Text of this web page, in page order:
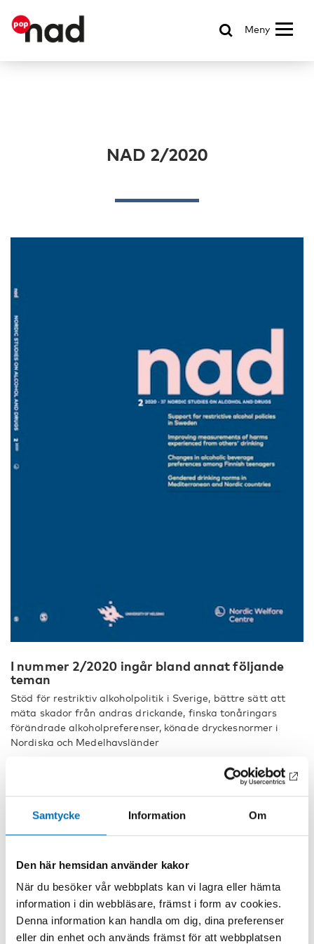
Samtycke Information Om
Den här hemsidan använder kakor
När du besöker vår webbplats kan vi lagra eller hämta
information i din webbläsare, främst i form av cookies.
Denna information kan handla om dig, dina preferenser
eller din enhet och används främst för att webbplatsen
Meny
NAD 2/2020
I nummer 2/2020 ingår bland annat följande
teman
Stöd för restriktiv alkoholpolitik i Sverige, bättre sätt att
mäta skador från andras drickande, finska tonåringars
förändrade alkoholpreferenser, könade dryckesnormer i
Nordiska och Medelhavsländer
Concepts and conditions for knowledge production
Matilda Hellman
Research reports
Solidarity or self-interest? Public opinion in relation to
David Karlsson, Sören Holmberg and Lennart Weibull
Improving measurement of harms from others’ drinking: A
key informant study on type and severity of harm
Oliver Stanesby, Gerhard Gmel, Kathryn Graham, Thomas K
Greenfield, Orratai Waleewong and Sharon C Wilsnack